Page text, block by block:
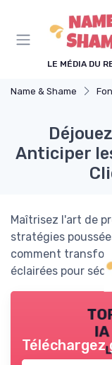
LE MÉDIA DU
Name & Shame
Anticiper
Maîtrisez l'art de
stratégies
comment
éclairées pour
IA